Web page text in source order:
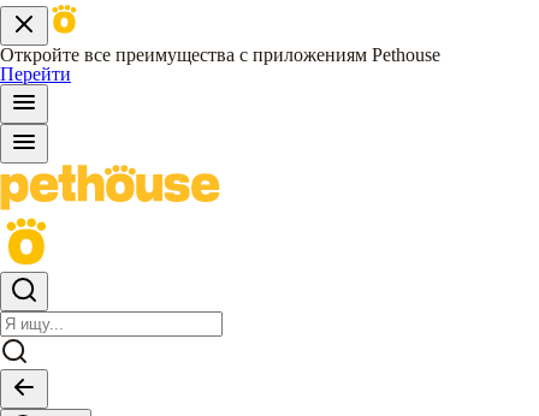
Откройте все преимущества с приложениям Pethouse
Перейти